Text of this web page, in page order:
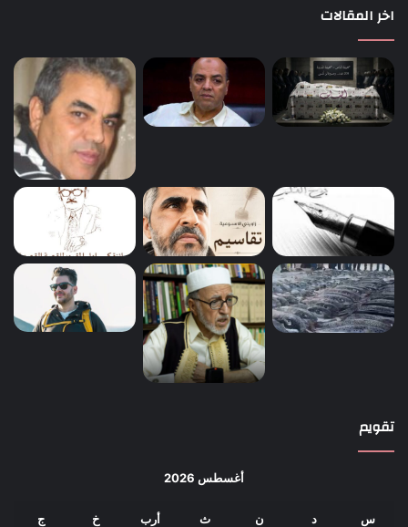
اخر المقالات
تقويم
أغسطس 2026
س د ن ث أرب خ ج